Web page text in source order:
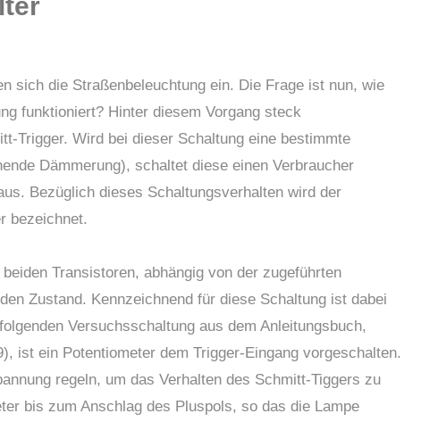
sich die Straßenbeleuchtung ein. Die Frage ist nun, wie
funktioniert? Hinter diesem Vorgang steck
Trigger. Wird bei dieser Schaltung eine bestimmte
Dämmerung), schaltet diese einen Verbraucher
Bezüglich dieses Schaltungsverhalten wird der
bezeichnet.
Transistoren, abhängig von der zugeführten
Zustand. Kennzeichnend für diese Schaltung ist dabei
Versuchsschaltung aus dem Anleitungsbuch,
ist ein Potentiometer dem Trigger-Eingang vorgeschalten.
regeln, um das Verhalten des Schmitt-Tiggers zu
bis zum Anschlag des Pluspols, so das die Lampe